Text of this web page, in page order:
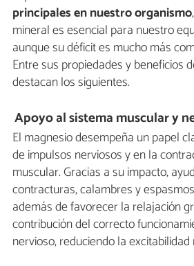
principales en nuestro organismo
mineral es esencial para nuestro
aunque su déficit es mucho más
Entre sus propiedades y beneficios
destacan los siguientes.
Apoyo al sistema muscular y
El magnesio desempeña un papel
de impulsos nerviosos y en la
muscular. Gracias a su impacto,
contracturas, calambres y
además de favorecer la relajación
contribución del correcto
nervioso, reduciendo la